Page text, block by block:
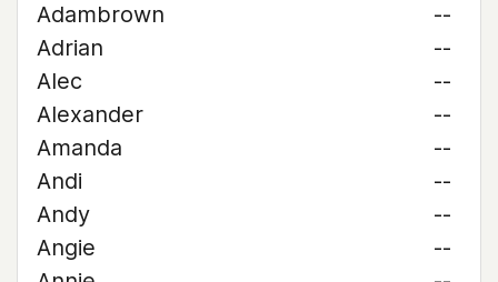
Adambrown
--
Adrian
--
Alec
--
Alexander
--
Amanda
--
Andi
--
Andy
--
Angie
--